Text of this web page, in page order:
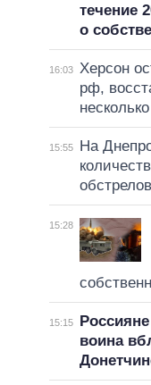
течение
о
16:03
Херсон
рф,
15:55
На
обстрелов
15:28
15:15
воина